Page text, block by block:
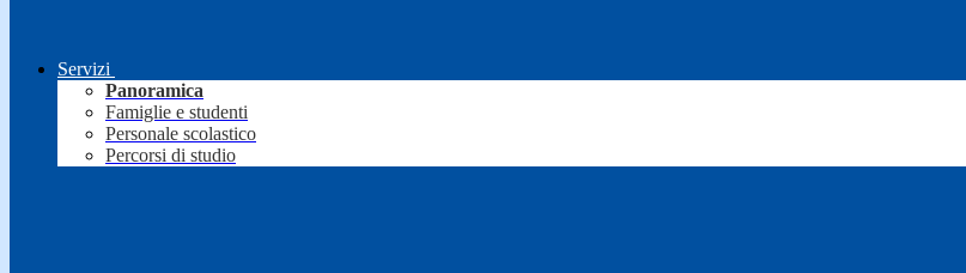
Servizi
Panoramica
Famiglie e studenti
Personale scolastico
Percorsi di studio